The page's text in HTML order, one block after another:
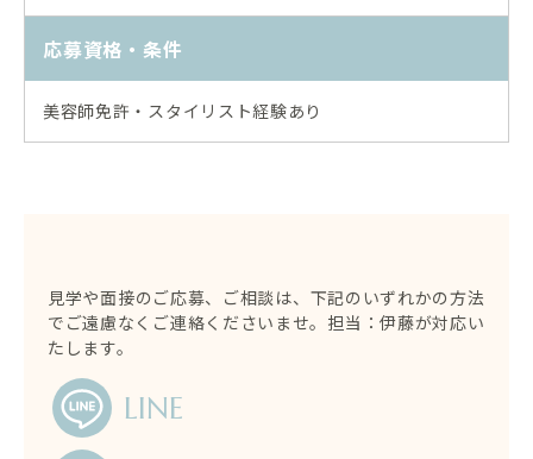
応募資格・条件
美容師免許・スタイリスト経験あり
見学や面接のご応募、ご相談は、下記のいずれかの方法
でご遠慮なくご連絡くださいませ。 ​​​​​​​担当：伊藤が対応い
たします。
LINE